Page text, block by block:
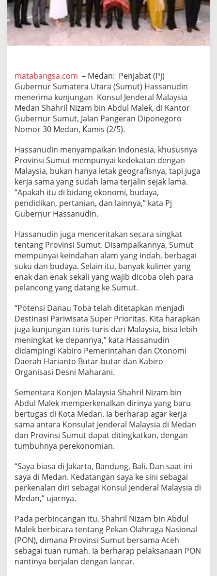
e
n
M
a
a
i
a
,
P
j
G
u
u
S
e
b
u
t
K
e
e
k
a
t
a
n
S
u
u
t
M
a
l
a
y
s
a
S
u
d
a
h
e
a
k
L
m
matabangsa.com – Medan: Penjabat (Pj)
Gubernur Sumatera Utara (Sumut) Hassanudin
menerima kunjungan Konsul Jenderal Malaysia
Medan Shahril Nizam bin Abdul Malek, di Kantor
Gubernur Sumut, Jalan Pangeran Diponegoro
Nomor 30 Medan, Kamis (2/5).
Hassanudin menyampaikan Indonesia, khususnya
Provinsi Sumut mempunyai kedekatan dengan
Malaysia, bukan hanya letak geografisnya, tapi juga
kerja sama yang sudah lama terjalin sejak lama.
“Apakah itu di bidang ekonomi, budaya,
pendidikan, pertanian, dan lainnya,” kata Pj
Gubernur Hassanudin.
Hassanudin juga menceritakan secara singkat
tentang Provinsi Sumut. Disampaikannya, Sumut
mempunyai keindahan alam yang indah, berbagai
suku dan budaya. Selain itu, banyak kuliner yang
enak dan enak sekali yang wajib dicoba oleh para
pelancong yang datang ke Sumut.
“Potensi Danau Toba telah ditetapkan menjadi
Destinasi Pariwisata Super Prioritas. Kita harapkan
juga kunjungan turis-turis dari Malaysia, bisa lebih
meningkat ke depannya,” kata Hassanudin
didampingi Kabiro Pemerintahan dan Otonomi
Daerah Harianto Butar-butar dan Kabiro
Organisasi Desni Maharani.
Sementara Konjen Malaysia Shahril Nizam bin
Abdul Malek memperkenalkan dirinya yang baru
bertugas di Kota Medan. Ia berharap agar kerja
sama antara Konsulat Jenderal Malaysia di Medan
dan Provinsi Sumut dapat ditingkatkan, dengan
tumbuhnya perekonomian.
“Saya biasa di Jakarta, Bandung, Bali. Dan saat ini
saya di Medan. Kedatangan saya ke sini sebagai
perkenalan diri sebagai Konsul Jenderal Malaysia di
Medan,” ujarnya.
Pada perbincangan itu, Shahril Nizam bin Abdul
Malek berbicara tentang Pekan Olahraga Nasional
(PON), dimana Provinsi Sumut bersama Aceh
sebagai tuan rumah. Ia berharap pelaksanaan PON
nantinya berjalan dengan lancar.